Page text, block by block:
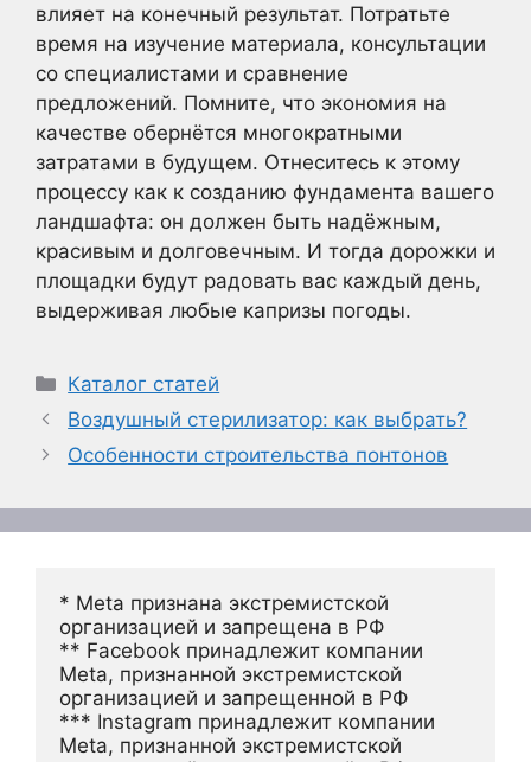
влияет на конечный результат. Потратьте
время на изучение материала, консультации
со специалистами и сравнение
предложений. Помните, что экономия на
качестве обернётся многократными
затратами в будущем. Отнеситесь к этому
процессу как к созданию фундамента вашего
ландшафта: он должен быть надёжным,
красивым и долговечным. И тогда дорожки и
площадки будут радовать вас каждый день,
выдерживая любые капризы погоды.
Рубрики
Каталог статей
Воздушный стерилизатор: как выбрать?
Особенности строительства понтонов
* Meta признана экстремистской
организацией и запрещена в РФ
** Facebook принадлежит компании
Meta, признанной экстремистской
организацией и запрещенной в РФ
*** Instagram принадлежит компании
Meta, признанной экстремистской